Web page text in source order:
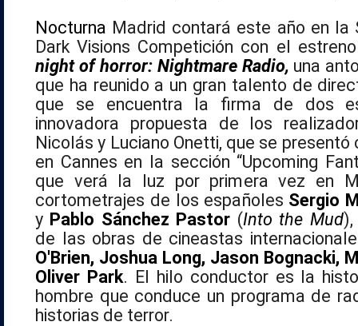
Nocturna Madrid contará este año en la
Dark Visions Competición con el
night of horror: Nightmare Radio, una
que ha reunido a un gran talento de
que se encuentra la firma de dos
innovadora propuesta de los
Nicolás y Luciano Onetti, que se
en Cannes en la sección “Upcoming
que verá la luz por primera vez en
cortometrajes de los españoles Sergio
y Pablo Sánchez Pastor (Into the Mud),
de las obras de cineastas
O'Brien, Joshua Long, Jason Bognacki,
Oliver Park. El hilo conductor es la
hombre que conduce un programa de
historias de terror.